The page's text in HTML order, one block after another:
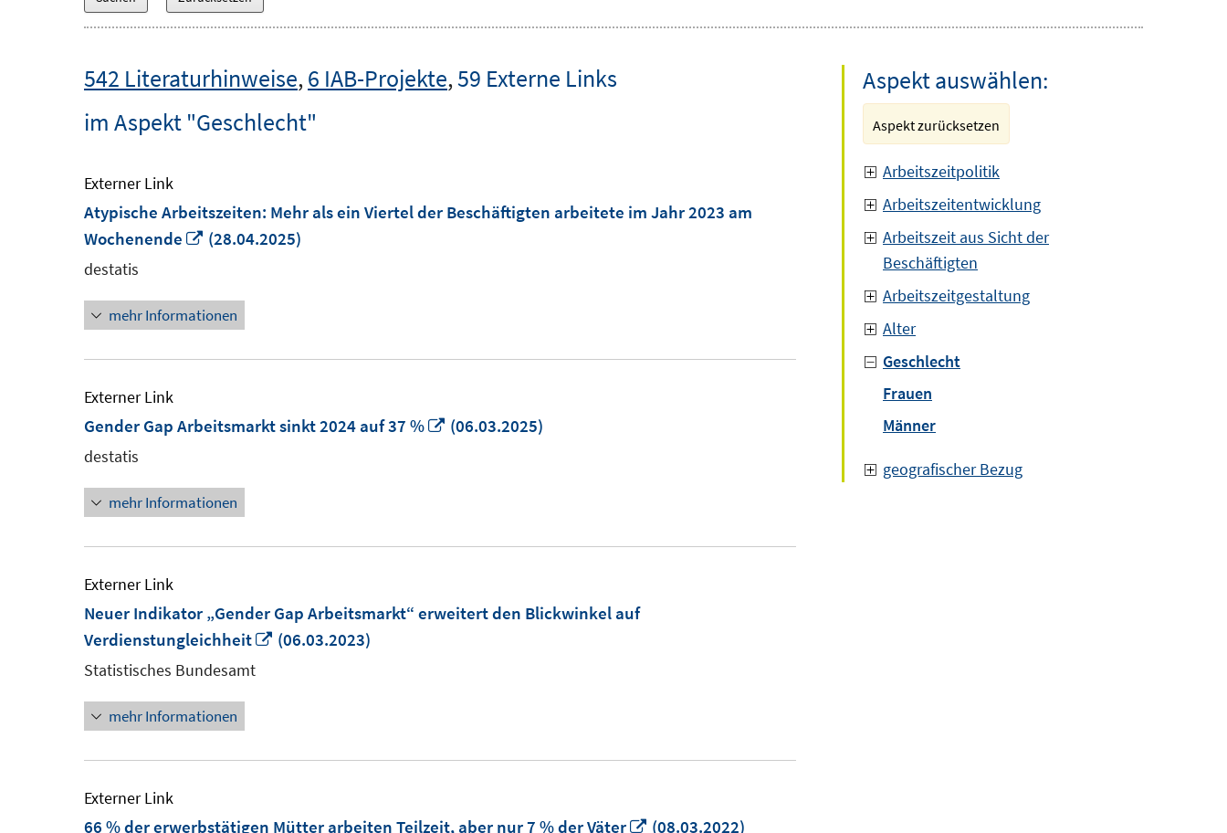
542 Literaturhinweise,6 IAB-Projekte,59 Externe Links
im Aspekt "Geschlecht"
Externer Link
Atypische Arbeitszeiten: Mehr als ein Viertel der Beschäftigten arbeitete im Jahr 2023 am
Wochenende
In
öffnen
(28.04.2025)
destatis
mehr Informationen
Externer Link
Gender Gap Arbeitsmarkt sinkt 2024 auf 37 %
In
(06.03.2025)
destatis
mehr Informationen
Externer Link
Neuer Indikator „Gender Gap Arbeitsmarkt“ erweitert den Blickwinkel auf
Verdienstungleichheit
In
(06.03.2023)
Statistisches Bundesamt
mehr Informationen
Externer Link
66 % der erwerbstätigen Mütter arbeiten Teilzeit, aber nur 7 % der Väter
In
(08.03.2022)
Aspekt auswählen:
Aspekt zurücksetzen
Arbeitszeitpolitik
Arbeitszeitentwicklung
Arbeitszeit aus Sicht der
Beschäftigten
Arbeitszeitgestaltung
Alter
Geschlecht
Frauen
Männer
geografischer Bezug